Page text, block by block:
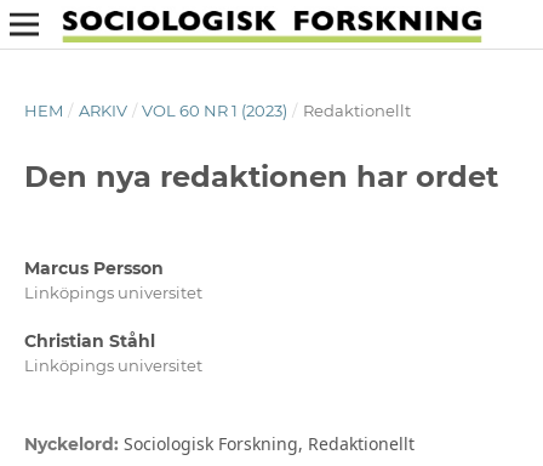
HEM / ARKIV / VOL 60 NR 1 (2023) / Redaktionellt
Den nya redaktionen har ordet
Marcus Persson
Linköpings universitet
Christian Ståhl
Linköpings universitet
Nyckelord: Sociologisk Forskning, Redaktionellt